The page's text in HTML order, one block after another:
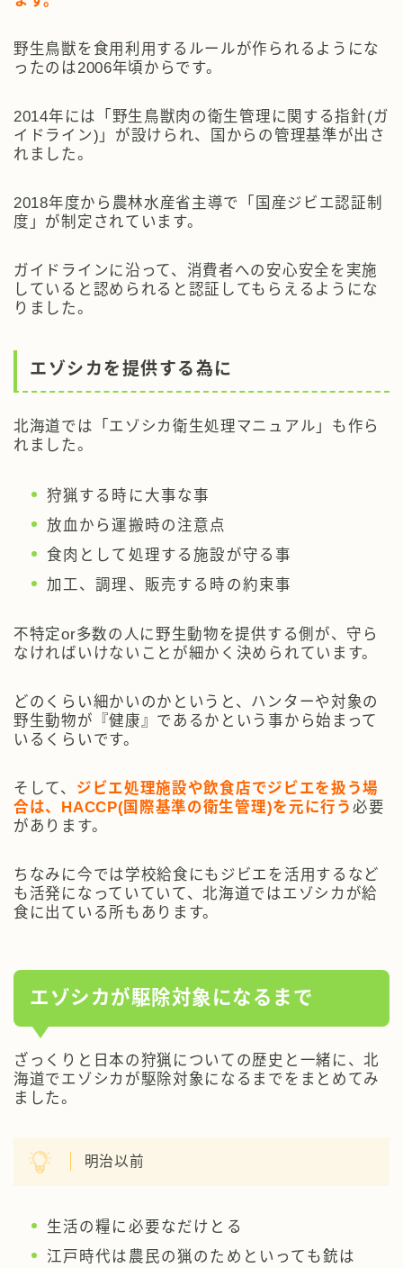
野生鳥獣を食用利用するルールが作られるようにな
ったのは2006年頃からです。
2014年には「野生鳥獣肉の衛生管理に関する指針(ガ
イドライン)」が設けられ、国からの管理基準が出さ
れました。
2018年度から農林水産省主導で「国産ジビエ認証制
度」が制定されています。
ガイドラインに沿って、消費者への安心安全を実施
していると認められると認証してもらえるようにな
りました。
エゾシカを提供する為に
北海道では「エゾシカ衛生処理マニュアル」も作ら
れました。
狩猟する時に大事な事
放血から運搬時の注意点
食肉として処理する施設が守る事
加工、調理、販売する時の約束事
不特定or多数の人に野生動物を提供する側が、守ら
なければいけないことが細かく決められています。
どのくらい細かいのかというと、ハンターや対象の
野生動物が『健康』であるかという事から始まって
いるくらいです。
そして、 ジビエ処理施設や飲食店でジビエを扱う場
合は、HACCP(国際基準の衛生管理)を元に行う 必要
があります。
ちなみに今では学校給食にもジビエを活用するなど
も活発になっていていて、北海道ではエゾシカが給
食に出ている所もあります。
エゾシカが駆除対象になるまで
ざっくりと日本の狩猟についての歴史と一緒に、北
海道でエゾシカが駆除対象になるまでをまとめてみ
ました。
明治以前
生活の糧に必要なだけとる
江戸時代は農民の猟のためといっても銃は